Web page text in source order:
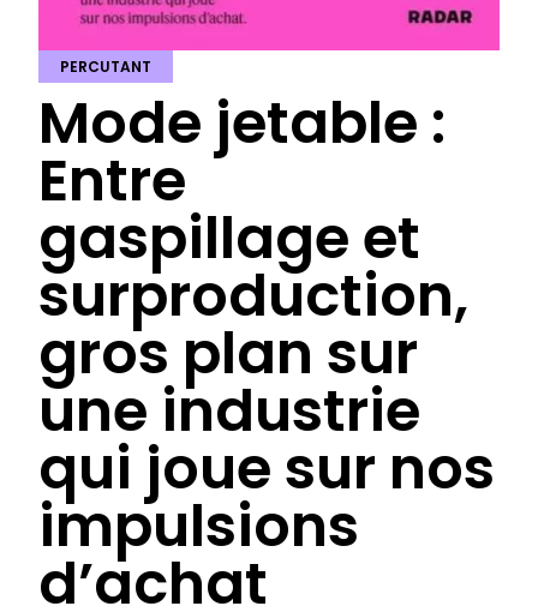
PERCUTANT
Mode jetable :
Entre
gaspillage et
surproduction,
gros plan sur
une industrie
qui joue sur nos
impulsions
d’achat